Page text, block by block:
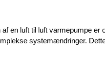
af en luft til luft varmepumpe
systemændringer.